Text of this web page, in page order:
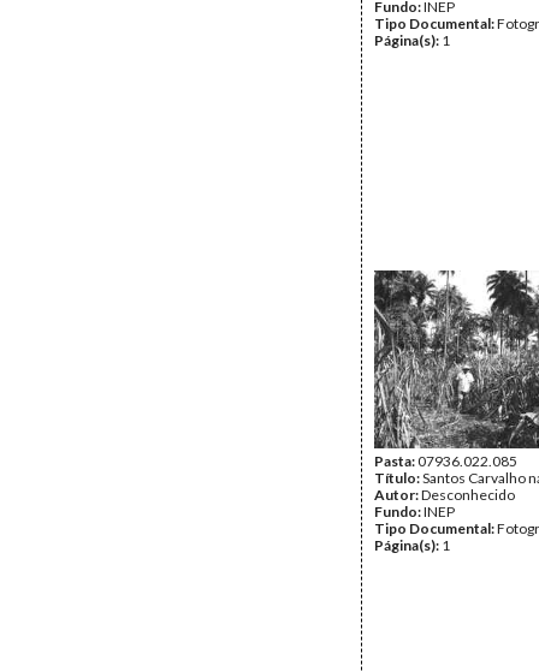
Fundo:INEP
Tipo Documental:
Página(s): 1
Pasta:07936.022.085
Título:Santos Carvalho
Autor:Desconhecido
Fundo:INEP
Tipo Documental:
Página(s): 1